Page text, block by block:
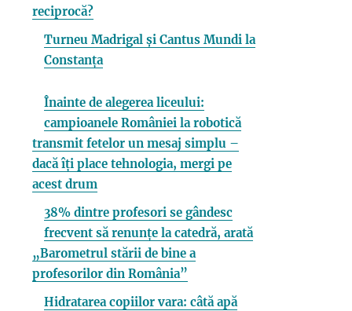
reciprocă?
Turneu Madrigal și Cantus Mundi la
Constanța
Înainte de alegerea liceului:
campioanele României la robotică
transmit fetelor un mesaj simplu –
dacă îți place tehnologia, mergi pe
acest drum
38% dintre profesori se gândesc
frecvent să renunțe la catedră, arată
„Barometrul stării de bine a
profesorilor din România”
Hidratarea copiilor vara: câtă apă